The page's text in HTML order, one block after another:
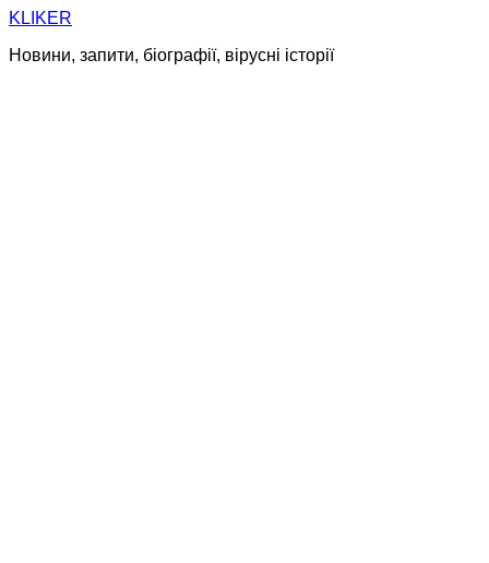
Skip
content
KLIKER
Новини, запити, біографії, вірусні історії